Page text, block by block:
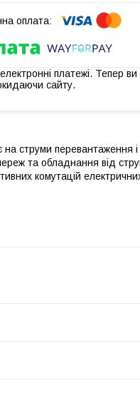
платежі. Тепер
сайту.
струми перевантаження і
та обладнання від
комутацій